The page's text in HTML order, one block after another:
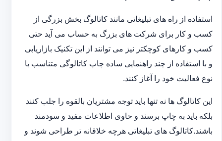
استفاده از راه های تبلیغاتی مانند کاتالوگ بخش بزرگی از
کسب و کار برای شرکت های بزرگ به حساب می آید حتی
کسب و کارهای کوچکتر نیز می توانند از این تکنیک بازاریابی
و با استفاده از چند راهنمایی ساده چاپ کاتالوگی متناسب با
نوع فعالیت خود را آغاز کنند.
این کاتالوگ ها نه تنها باید توجه مشتریان بالقوه را جلب کنند
بلکه باید به چاپ برسند و حاوی اطلاعات مفید و سودمند
باشند.کاتالوگ های تبلیغاتی هرچه خلاقانه تر طراحی شوند و